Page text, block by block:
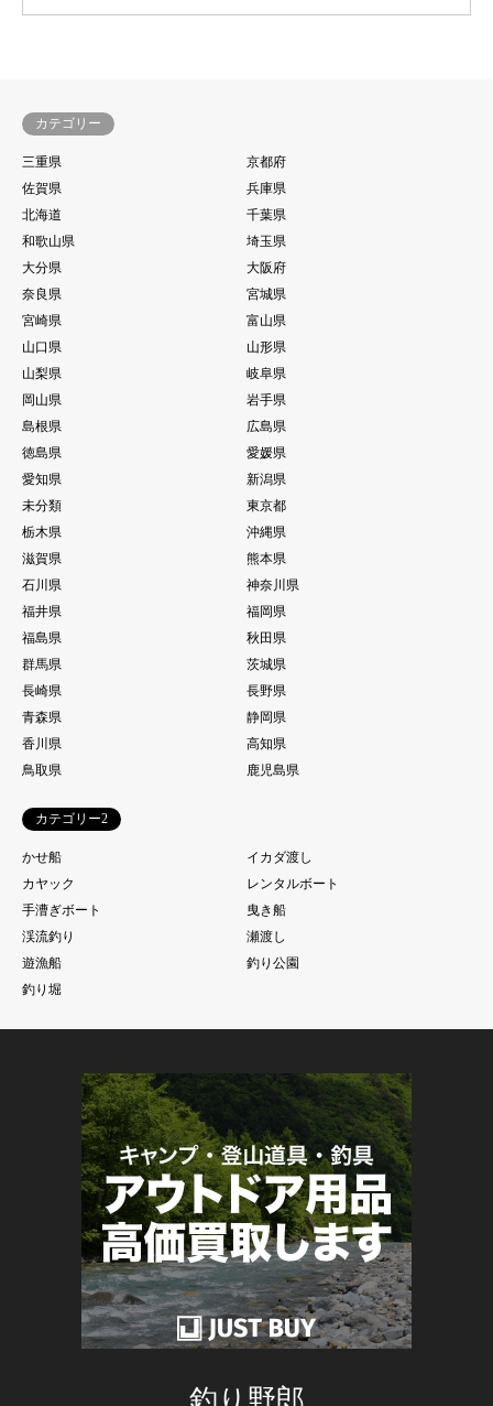
カテゴリー
三重県
京都府
佐賀県
兵庫県
北海道
千葉県
和歌山県
埼玉県
大分県
大阪府
奈良県
宮城県
宮崎県
富山県
山口県
山形県
山梨県
岐阜県
岡山県
岩手県
島根県
広島県
徳島県
愛媛県
愛知県
新潟県
未分類
東京都
栃木県
沖縄県
滋賀県
熊本県
石川県
神奈川県
福井県
福岡県
福島県
秋田県
群馬県
茨城県
長崎県
長野県
青森県
静岡県
香川県
高知県
鳥取県
鹿児島県
カテゴリー2
かせ船
イカダ渡し
カヤック
レンタルボート
手漕ぎボート
曳き船
渓流釣り
瀬渡し
遊漁船
釣り公園
釣り堀